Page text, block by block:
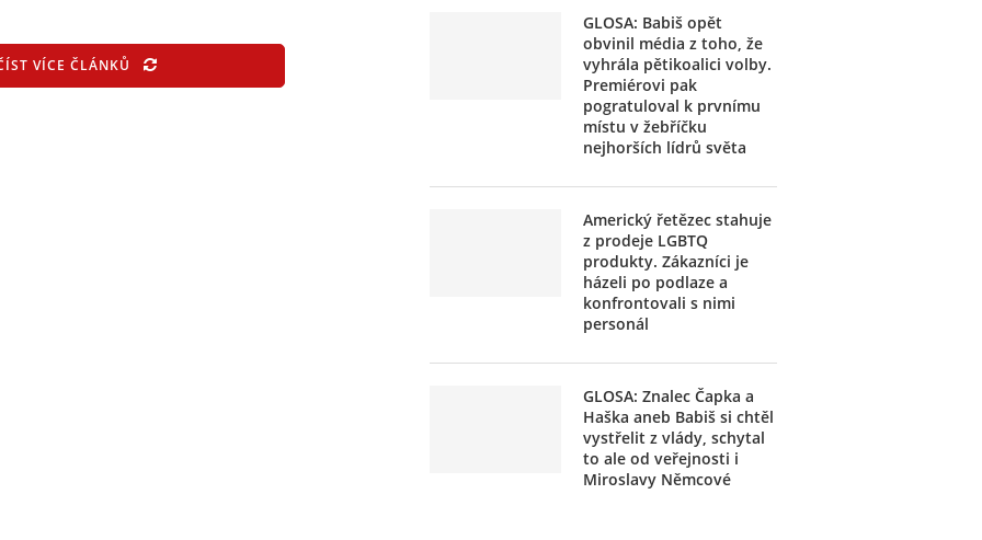
VÍCE ČLÁNKŮ
GLOSA: Babiš opět
obvinil média z toho, že
vyhrála pětikoalici volby.
Premiérovi pak
pogratuloval k prvnímu
místu v žebříčku
nejhorších lídrů světa
Americký řetězec stahuje
z prodeje LGBTQ
produkty. Zákazníci je
házeli po podlaze a
konfrontovali s nimi
personál
GLOSA: Znalec Čapka a
Haška aneb Babiš si chtěl
vystřelit z vlády, schytal
to ale od veřejnosti i
Miroslavy Němcové